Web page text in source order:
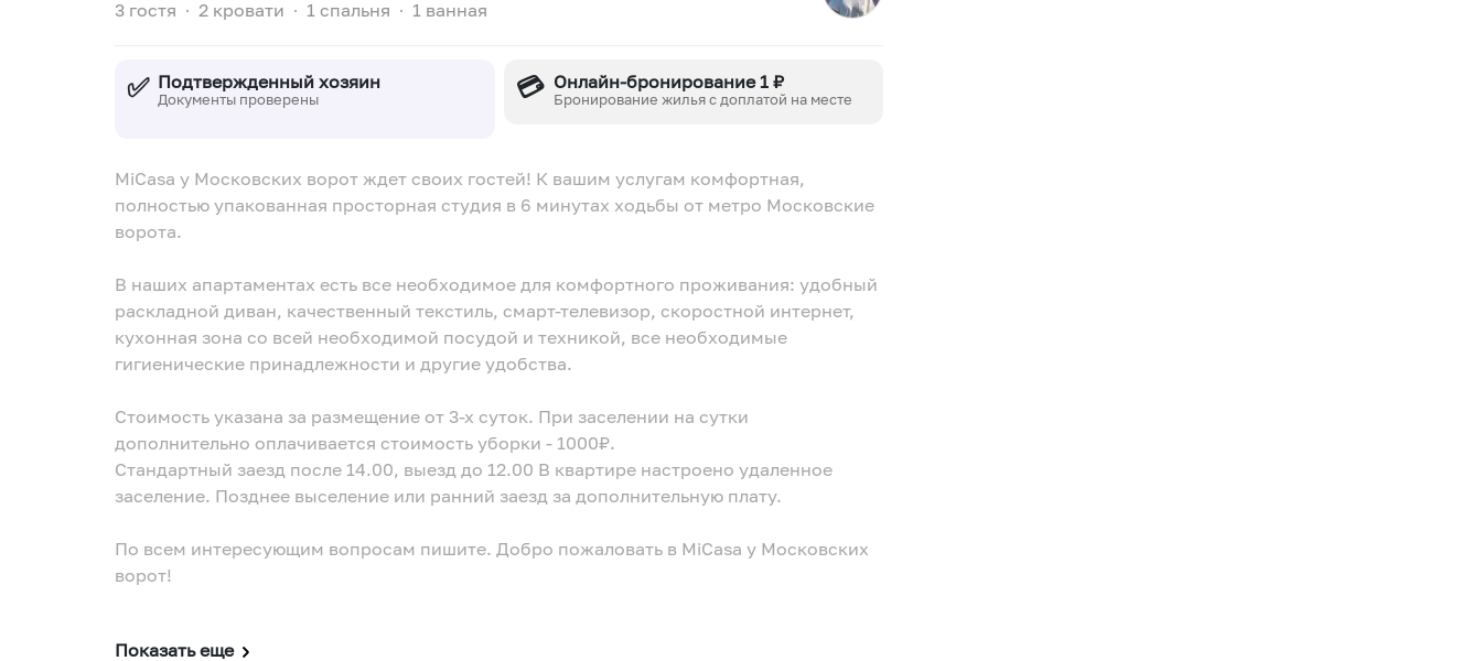
3 гостя ∙ 2 кровати ∙ 1 спальня ∙ 1 ванная
✅ Подтвержденный хозяин
Документы проверены 💳 Онлайн-бронирование 1 ₽
Бронирование жилья с доплатой на месте
MiCasa у Московских ворот ждет своих гостей! К вашим услугам комфортная,
полностью упакованная просторная студия в 6 минутах ходьбы от метро Московские
ворота.
В наших апартаментах есть все необходимое для комфортного проживания: удобный
раскладной диван, качественный текстиль, смарт-телевизор, скоростной интернет,
кухонная зона со всей необходимой посудой и техникой, все необходимые
гигиенические принадлежности и другие удобства.
Стоимость указана за размещение от 3-х суток. При заселении на сутки
дополнительно оплачивается стоимость уборки - 1000₽.
Стандартный заезд после 14.00, выезд до 12.00 В квартире настроено удаленное
заселение. Позднее выселение или ранний заезд за дополнительную плату.
По всем интересующим вопросам пишите. Добро пожаловать в MiCasa у Московских
ворот!
Показать еще